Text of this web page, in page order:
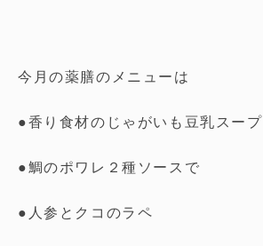
今月の薬膳のメニューは
●香り食材のじゃがいも豆乳スープ
●鯛のポワレ２種ソースで
●人参とクコのラペ